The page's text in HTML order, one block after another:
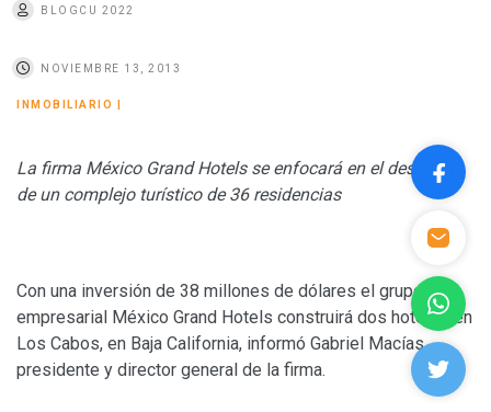
BLOGCU 2022
NOVIEMBRE 13, 2013
INMOBILIARIO
La firma México Grand Hotels se enfocará en el desarrollo
de un complejo turístico de 36 residencias
Con una inversión de 38 millones de dólares el grupo
empresarial México Grand Hotels construirá dos hoteles en
Los Cabos, en Baja California, informó Gabriel Macías,
presidente y director general de la firma.